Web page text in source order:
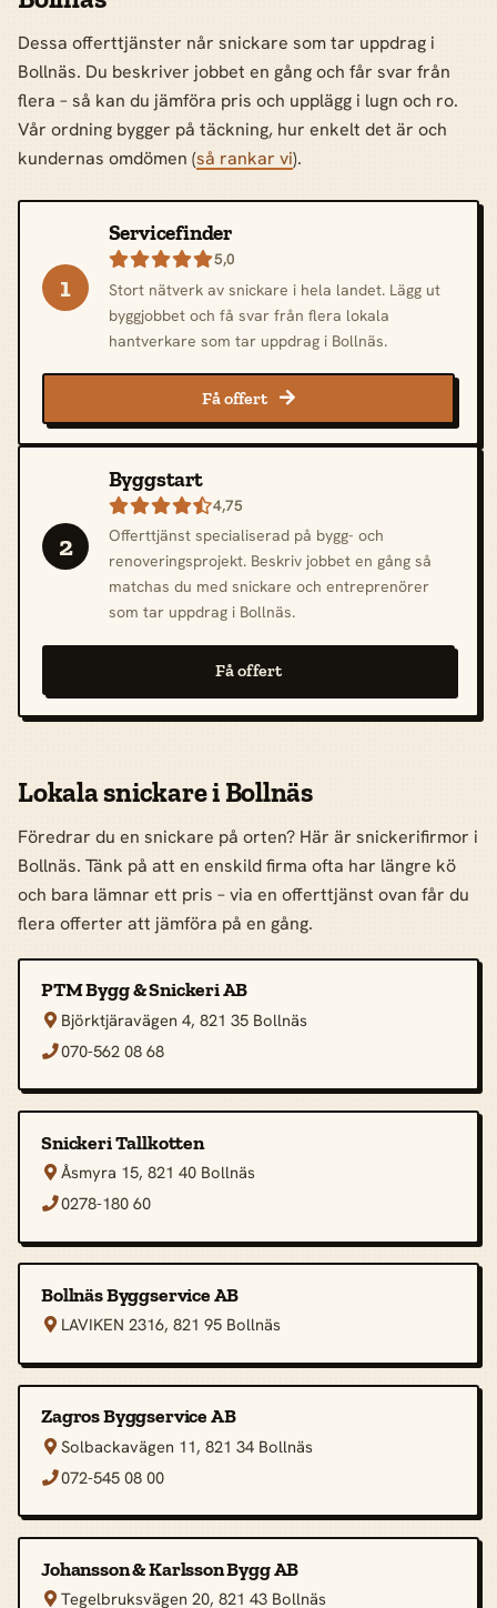
Dessa offerttjänster når snickare som tar uppdrag i
Bollnäs. Du beskriver jobbet en gång och får svar från
flera – så kan du jämföra pris och upplägg i lugn och ro.
Vår ordning bygger på täckning, hur enkelt det är och
kundernas omdömen (så rankar vi).
1
Servicefinder
5,0
Stort nätverk av snickare i hela landet. Lägg ut
byggjobbet och få svar från flera lokala
hantverkare som tar uppdrag i Bollnäs.
Få offert 
2
Byggstart
4,75
Offerttjänst specialiserad på bygg- och
renoveringsprojekt. Beskriv jobbet en gång så
matchas du med snickare och entreprenörer
som tar uppdrag i Bollnäs.
Få offert
Lokala snickare i Bollnäs
Föredrar du en snickare på orten? Här är snickerifirmor i
Bollnäs. Tänk på att en enskild firma ofta har längre kö
och bara lämnar ett pris – via en offerttjänst ovan får du
flera offerter att jämföra på en gång.
PTM Bygg & Snickeri AB
 Björktjäravägen 4, 821 35 Bollnäs
070-562 08 68
Snickeri Tallkotten
 Åsmyra 15, 821 40 Bollnäs
0278-180 60
Bollnäs Byggservice AB
 LAVIKEN 2316, 821 95 Bollnäs
Zagros Byggservice AB
 Solbackavägen 11, 821 34 Bollnäs
072-545 08 00
Johansson & Karlsson Bygg AB
 Tegelbruksvägen 20, 821 43 Bollnäs